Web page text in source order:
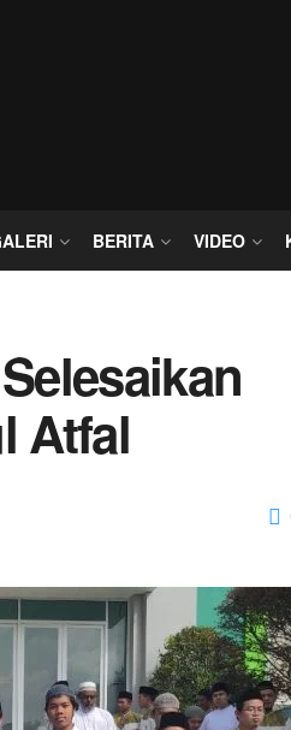
BERITA VIDEO
Atfal